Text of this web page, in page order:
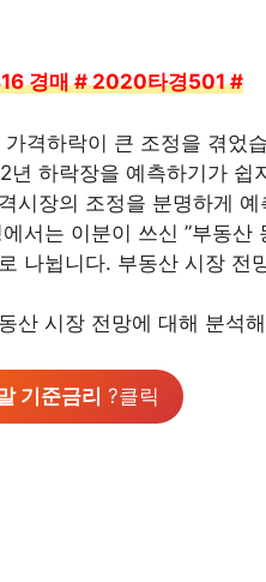
경매 # 2020타경501 #
격하락이 큰 조정을 겪었
년 하락장을 예측하기가
시장의 조정을 분명하게
서는 이분이 쓰신 ”부동
나뉩니다. 부동산 시장 전
산 시장 전망에 대해 분석
기준금리 ?클릭